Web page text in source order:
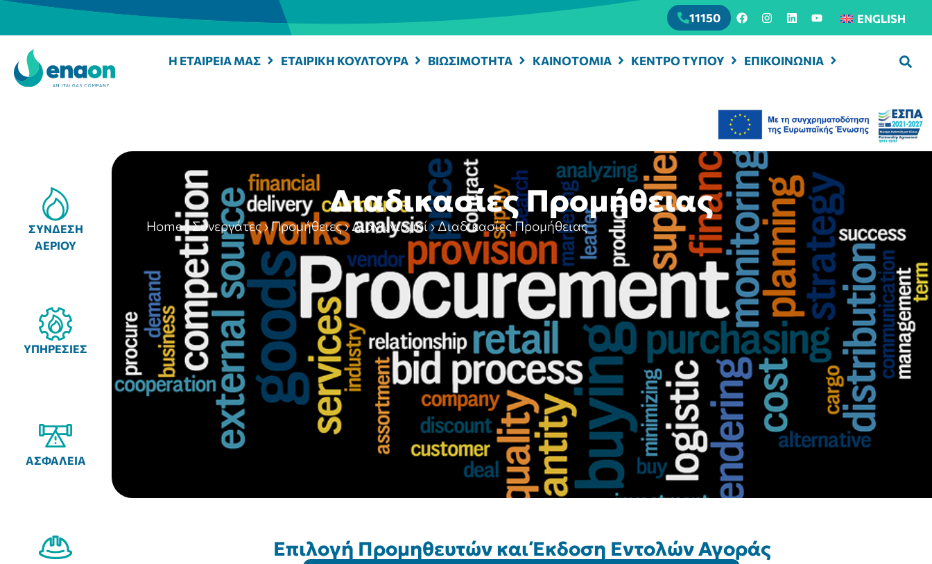
11150 ENGLISH
Η ΕΤΑΙΡΕΙΑ ΜΑΣ ΕΤΑΙΡΙΚΗ ΚΟΥΛΤΟΥΡΑ ΒΙΩΣΙΜΟΤΗΤΑ ΚΑΙΝΟΤΟΜΙΑ ΚΕΝΤΡΟ ΤΥΠΟΥ ΕΠΙΚΟΙΝΩΝΙΑ
ΣΥΝΔΕΣΗ
ΑΕΡΙΟΥ
ΥΠΗΡΕΣΙΕΣ
ΑΣΦΑΛΕΙΑ
Διαδικασίες Προμήθειας
Home›Συνεργάτες›Προμήθειες›Διαγωνισμοί›Διαδικασίες Προμήθειας
Επιλογή Προμηθευτών και Έκδοση Εντολών Αγοράς